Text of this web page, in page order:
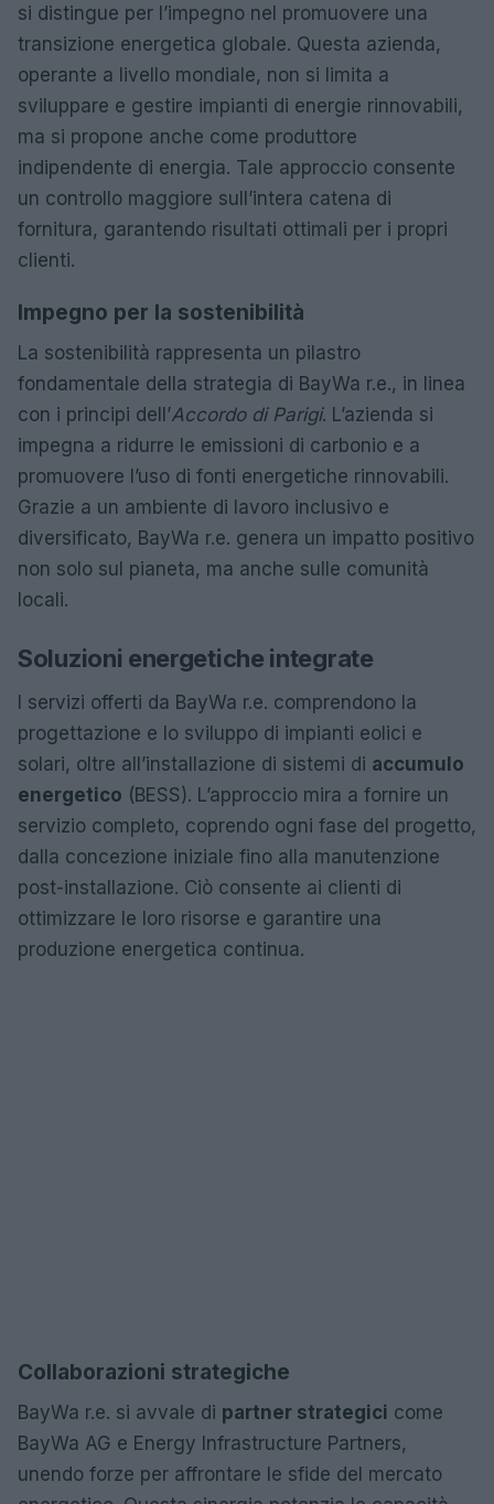
si distingue per l’impegno nel promuovere una
transizione energetica globale. Questa azienda,
operante a livello mondiale, non si limita a
sviluppare e gestire impianti di energie rinnovabili,
ma si propone anche come produttore
indipendente di energia. Tale approccio consente
un controllo maggiore sull’intera catena di
fornitura, garantendo risultati ottimali per i propri
clienti.
Impegno per la sostenibilità
La sostenibilità rappresenta un pilastro
fondamentale della strategia di BayWa r.e., in linea
con i principi dell’Accordo di Parigi. L’azienda si
impegna a ridurre le emissioni di carbonio e a
promuovere l’uso di fonti energetiche rinnovabili.
Grazie a un ambiente di lavoro inclusivo e
diversificato, BayWa r.e. genera un impatto positivo
non solo sul pianeta, ma anche sulle comunità
locali.
Soluzioni energetiche integrate
I servizi offerti da BayWa r.e. comprendono la
progettazione e lo sviluppo di impianti eolici e
solari, oltre all’installazione di sistemi di accumulo
energetico (BESS). L’approccio mira a fornire un
servizio completo, coprendo ogni fase del progetto,
dalla concezione iniziale fino alla manutenzione
post-installazione. Ciò consente ai clienti di
ottimizzare le loro risorse e garantire una
produzione energetica continua.
Collaborazioni strategiche
BayWa r.e. si avvale di partner strategici come
BayWa AG e Energy Infrastructure Partners,
unendo forze per affrontare le sfide del mercato